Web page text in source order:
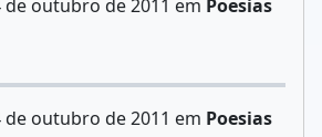
de outubro de 2011 em Poesias
de outubro de 2011 em Poesias